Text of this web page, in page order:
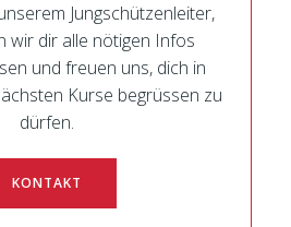
Jungschützenleiter,
wir dir alle nötigen Infos
und freuen uns, dich in
Kurse begrüssen zu
dürfen.
KONTAKT